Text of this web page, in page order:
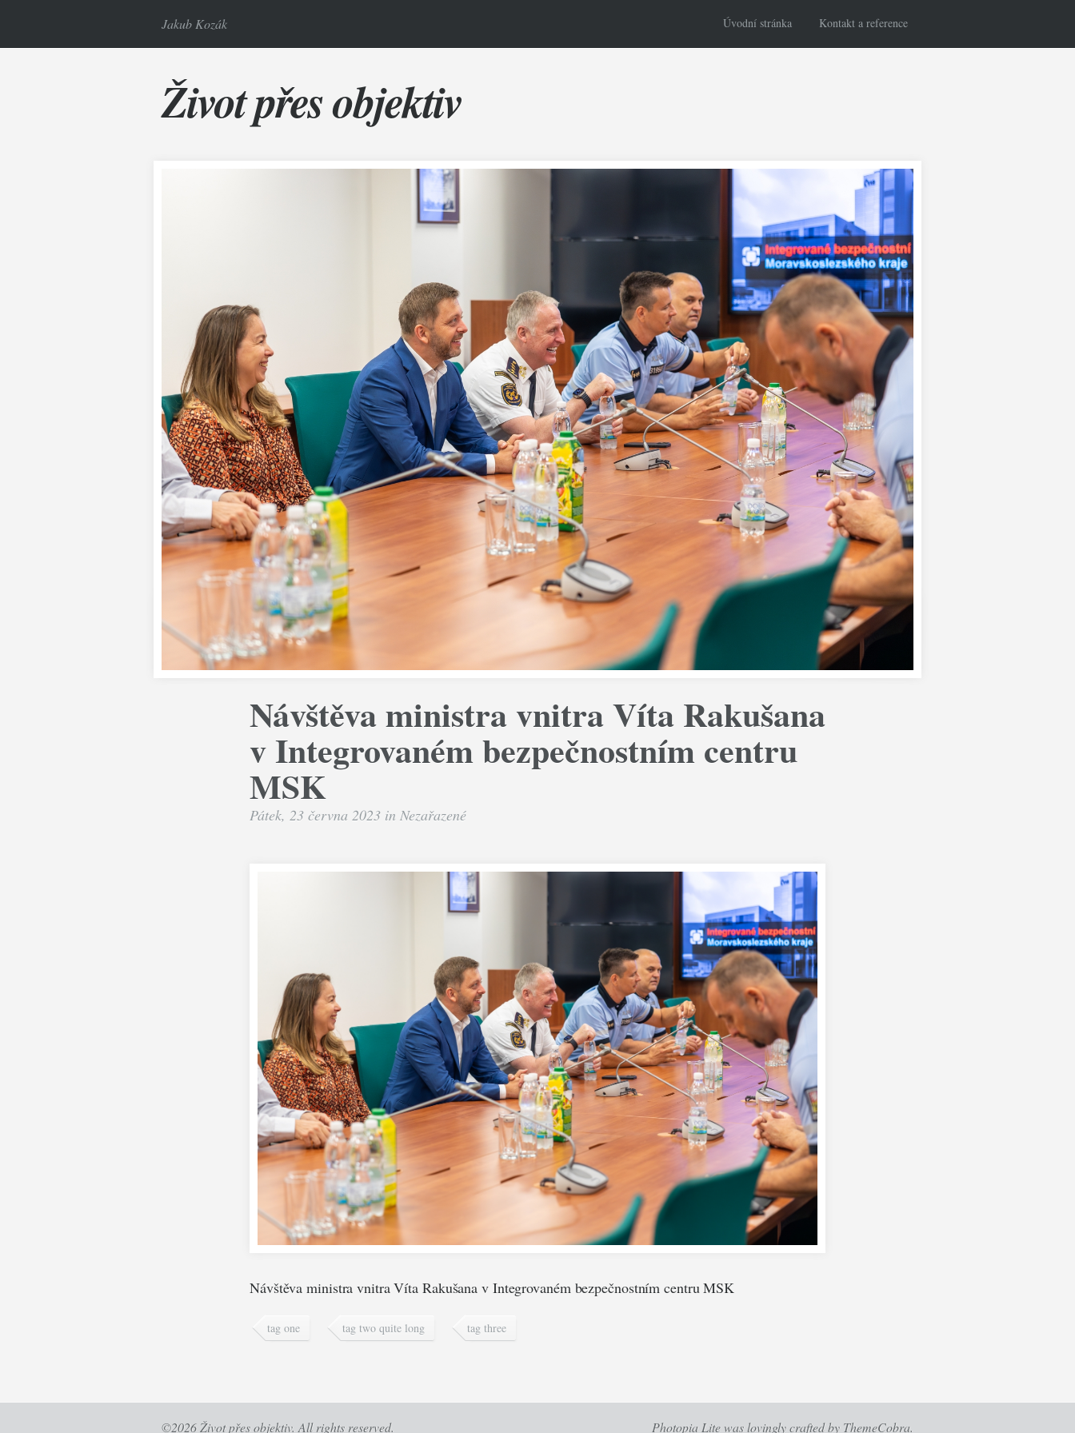
Jakub Kozák Úvodní stránka Kontakt a reference
Život přes objektiv
Návštěva ministra vnitra Víta Rakušana
v Integrovaném bezpečnostním centru
MSK
Pátek, 23 června 2023 in Nezařazené
Návštěva ministra vnitra Víta Rakušana v Integrovaném bezpečnostním centru MSK
tag one tag two quite long tag three
©2026 Život přes objektiv. All rights reserved. Photopia Litewas lovingly crafted by ThemeCobra.